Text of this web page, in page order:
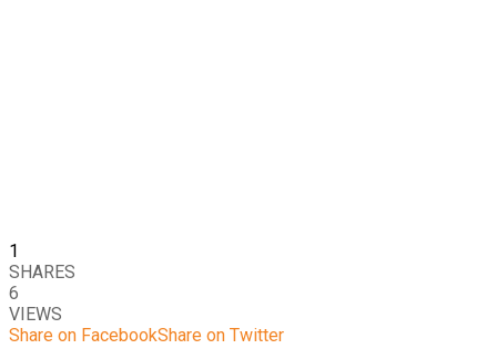
1
SHARES
6
VIEWS
Share on FacebookShare on Twitter